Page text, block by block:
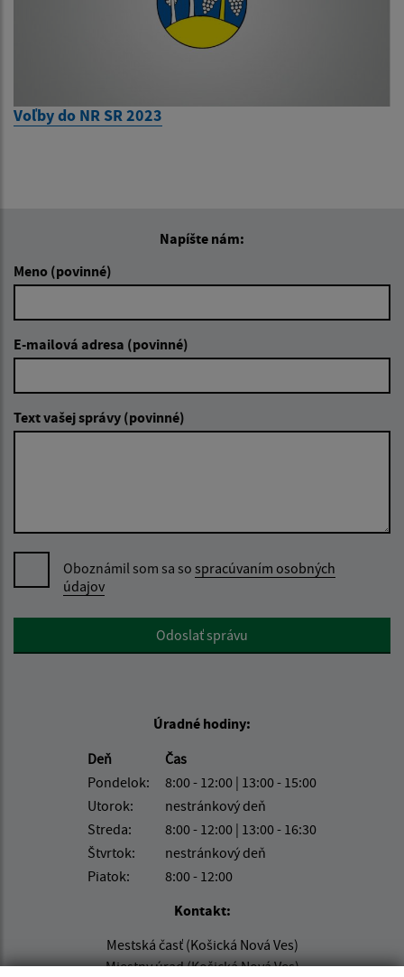
Voľby do NR SR 2023
Napíšte nám:
Meno (povinné)
E-mailová adresa (povinné)
Text vašej správy (povinné)
Oboznámil som sa so spracúvaním osobných
údajov
Google reCaptcha ResponseOdoslať správu
Úradné hodiny:
Deň
Čas
Pondelok:
8:00 - 12:00 | 13:00 - 15:00
Utorok:
nestránkový deň
Streda:
8:00 - 12:00 | 13:00 - 16:30
Štvrtok:
nestránkový deň
Piatok:
8:00 - 12:00
Kontakt:
Mestská časť (Košická Nová Ves)
Miestny úrad (Košická Nová Ves)